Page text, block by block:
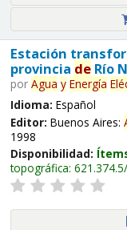
Estación
provincia deRío
por Agua y Energía
Idioma: Español
Editor: Buenos Aires:
1998
Disponibilidad:
topográfica: